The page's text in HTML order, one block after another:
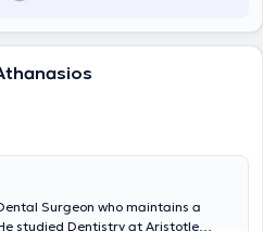
Surgeon who maintains a
studied Dentistry at Aristotle